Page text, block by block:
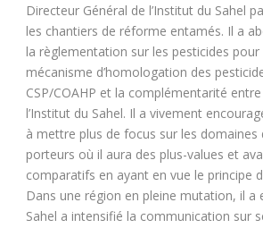
Directeur Général de l’Institut du Sahel
les chantiers de réforme entamés. Il a
la règlementation sur les pesticides
mécanisme d’homologation des
CSP/COAHP et la complémentarité
l’Institut du Sahel. Il a vivement
à mettre plus de focus sur les domaines
porteurs où il aura des plus-values et
comparatifs en ayant en vue le principe
Dans une région en pleine mutation, il a
Sahel a intensifié la communication sur